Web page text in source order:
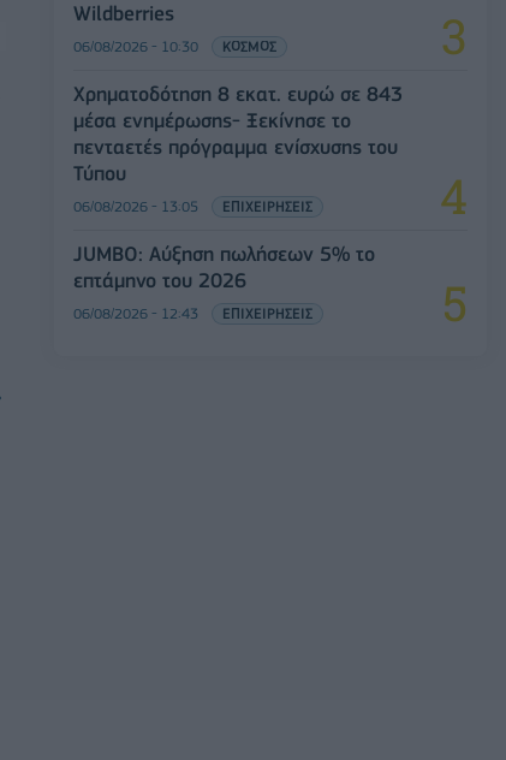
Wildberries
06/08/2026 - 10:30 ΚΟΣΜΟΣ
Χρηματοδότηση 8 εκατ. ευρώ σε 843
μέσα ενημέρωσης- Ξεκίνησε το
πενταετές πρόγραμμα ενίσχυσης του
Τύπου
06/08/2026 - 13:05 ΕΠΙΧΕΙΡΗΣΕΙΣ
JUMBO: Αύξηση πωλήσεων 5% το
επτάμηνο του 2026
06/08/2026 - 12:43 ΕΠΙΧΕΙΡΗΣΕΙΣ